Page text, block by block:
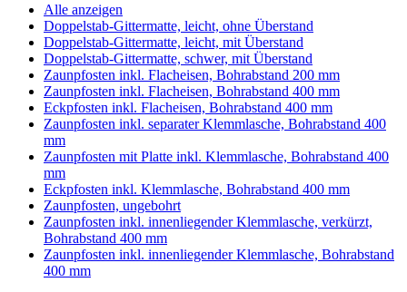
Alle anzeigen
Doppelstab-Gittermatte, leicht, ohne Überstand
Doppelstab-Gittermatte, leicht, mit Überstand
Doppelstab-Gittermatte, schwer, mit Überstand
Zaunpfosten inkl. Flacheisen, Bohrabstand 200 mm
Zaunpfosten inkl. Flacheisen, Bohrabstand 400 mm
Eckpfosten inkl. Flacheisen, Bohrabstand 400 mm
Zaunpfosten inkl. separater Klemmlasche, Bohrabstand 400
mm
Zaunpfosten mit Platte inkl. Klemmlasche, Bohrabstand 400
mm
Eckpfosten inkl. Klemmlasche, Bohrabstand 400 mm
Zaunpfosten, ungebohrt
Zaunpfosten inkl. innenliegender Klemmlasche, verkürzt,
Bohrabstand 400 mm
Zaunpfosten inkl. innenliegender Klemmlasche, Bohrabstand
400 mm